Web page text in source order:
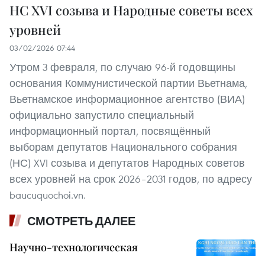
НС XVI созыва и Народные советы всех
уровней
03/02/2026 07:44
Утром 3 февраля, по случаю 96-й годовщины
основания Коммунистической партии Вьетнама,
Вьетнамское информационное агентство (ВИА)
официально запустило специальный
информационный портал, посвящённый
выборам депутатов Национального собрания
(НС) XVI созыва и депутатов Народных советов
всех уровней на срок 2026–2031 годов, по адресу
baucuquochoi.vn.
СМОТРЕТЬ ДАЛЕЕ
Научно-технологическая